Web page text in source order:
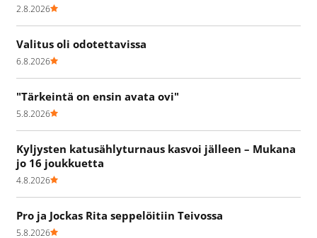
2.8.2026
Valitus oli odotettavissa
6.8.2026
"Tärkeintä on ensin avata ovi"
5.8.2026
Kyljysten katusählyturnaus kasvoi jälleen – Mukana
jo 16 joukkuetta
4.8.2026
Pro ja Jockas Rita seppelöitiin Teivossa
5.8.2026